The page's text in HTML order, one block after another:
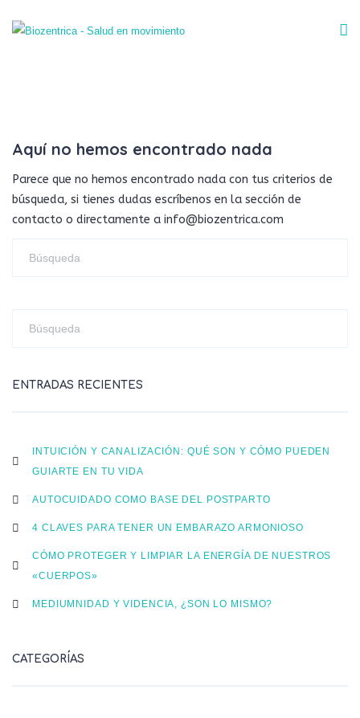
Aquí no hemos encontrado nada
Parece que no hemos encontrado nada con tus criterios de
búsqueda, si tienes dudas escríbenos en la sección de
contacto o directamente a info@biozentrica.com
ENTRADAS RECIENTES
INTUICIÓN Y CANALIZACIÓN: QUÉ SON Y CÓMO PUEDEN
GUIARTE EN TU VIDA
AUTOCUIDADO COMO BASE DEL POSTPARTO
4 CLAVES PARA TENER UN EMBARAZO ARMONIOSO
CÓMO PROTEGER Y LIMPIAR LA ENERGÍA DE NUESTROS
«CUERPOS»
MEDIUMNIDAD Y VIDENCIA, ¿SON LO MISMO?
CATEGORÍAS